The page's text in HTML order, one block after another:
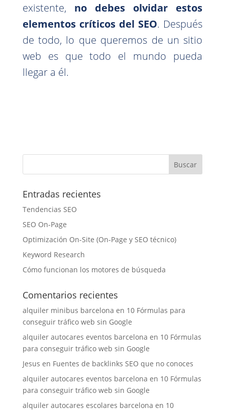
existente, no debes olvidar estos
elementos críticos del SEO. Después
de todo, lo que queremos de un sitio
web es que todo el mundo pueda
llegar a él.
Entradas recientes
Tendencias SEO
SEO On-Page
Optimización On-Site (On-Page y SEO técnico)
Keyword Research
Cómo funcionan los motores de búsqueda
Comentarios recientes
alquiler minibus barcelona en 10 Fórmulas para
conseguir tráfico web sin Google
alquiler autocares eventos barcelona en 10 Fórmulas
para conseguir tráfico web sin Google
Jesus en Fuentes de backlinks SEO que no conoces
alquiler autocares eventos barcelona en 10 Fórmulas
para conseguir tráfico web sin Google
alquiler autocares escolares barcelona en 10